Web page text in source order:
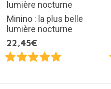
Minino : la plus belle
lumière nocturne
22,45€